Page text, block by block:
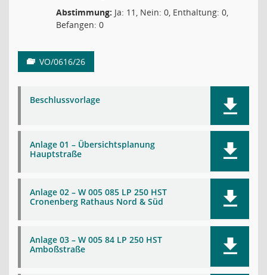
Abstimmung: Ja: 11, Nein: 0, Enthaltung: 0,
Befangen: 0
VO/0616/26
Beschlussvorlage
Anlage 01 – Übersichtsplanung
Hauptstraße
Anlage 02 – W 005 085 LP 250 HST
Cronenberg Rathaus Nord & Süd
Anlage 03 – W 005 84 LP 250 HST
Amboßstraße